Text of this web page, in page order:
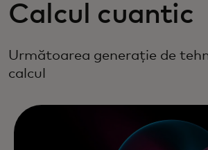
Pentru întreaga lume
Pentru inovatori
Știri și tendințe
Calcul cuantic
Următoarea generație de
calcul